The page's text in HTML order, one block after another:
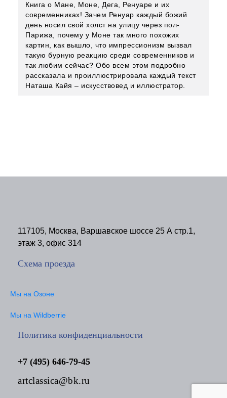
Книга о Мане, Моне, Дега, Ренуаре и их
современниках! Зачем Ренуар каждый божий
день носил свой холст на улицу через пол-
Парижа, почему у Моне так много похожих
картин, как вышло, что импрессионизм вызвал
такую бурную реакцию среди современников и
так любим сейчас? Обо всем этом подробно
рассказала и проиллюстрировала каждый текст
Наташа Кайя – искусствовед и иллюстратор.
117105, Москва, Варшавское шоссе 25 А стр.1,
этаж 3, офис 314
Схема проезда
Мы на Озоне
Мы на Wildberrie
Политика конфиденциальности
+7 (495) 646-79-45
artclassica@bk.ru